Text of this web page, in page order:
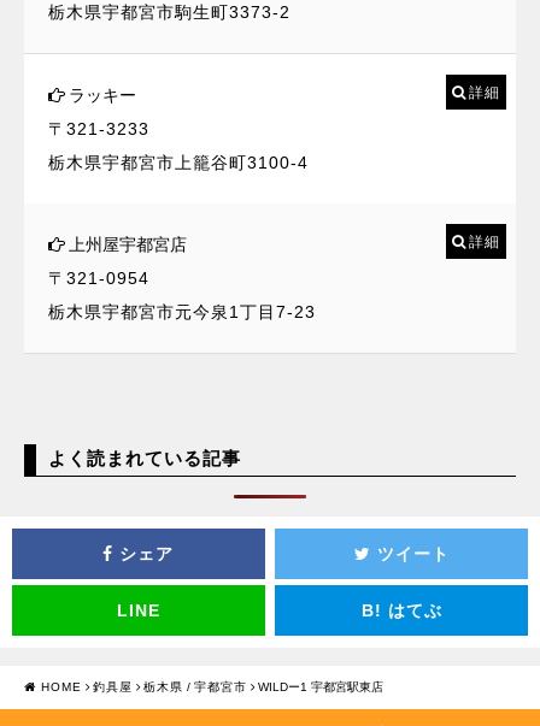
栃木県宇都宮市駒生町3373-2
ラッキー
〒321-3233
栃木県宇都宮市上籠谷町3100-4
詳細
上州屋宇都宮店
〒321-0954
栃木県宇都宮市元今泉1丁目7-23
詳細
よく読まれている記事
シェア ツイート
LINE B! はてぶ
HOME 釣具屋 栃木県 / 宇都宮市 WILDー1 宇都宮駅東店